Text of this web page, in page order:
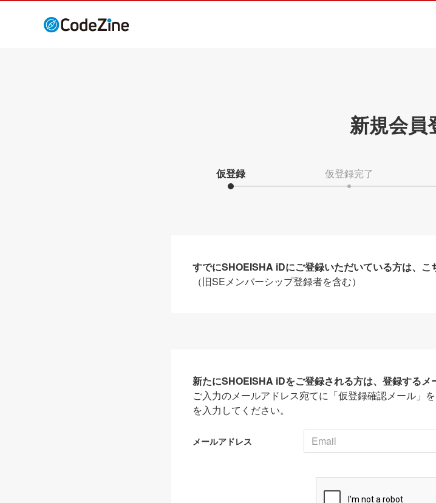
新規会員
仮登録 仮登録完了
すでにSHOEISHA iDにご登録いただいている方は、こ
（旧SEメンバーシップ登録者を含む）
新たにSHOEISHA iDをご登録される方は、登録するメ
ご入力のメールアドレス宛てに「仮登録確認メール」
を入力してください。
メールアドレス